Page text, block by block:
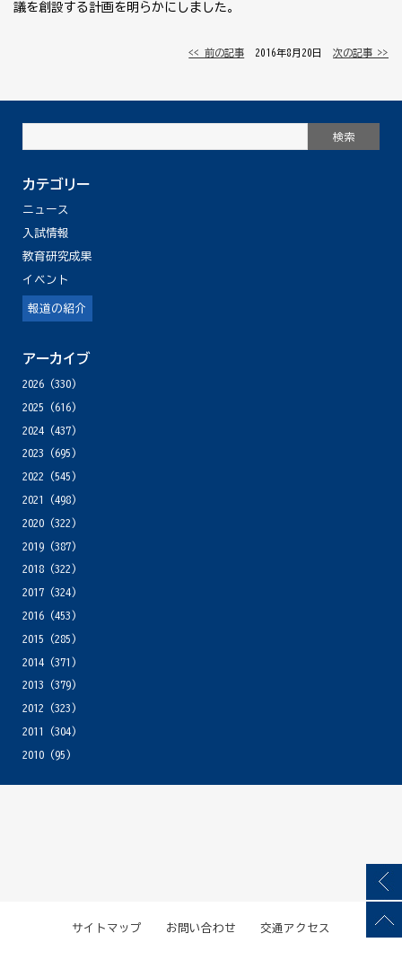
議を創設する計画を明らかにしました。
<< 前の記事 │ 2016年8月20日 │次の記事 >>
カテゴリー
ニュース
入試情報
教育研究成果
イベント
報道の紹介
アーカイブ
2026(330)
2025 (616)
2024(437)
2023 (695)
2022 (545)
2021
(498)
2020(322)
2019(387)
2018(322)
2017(324)
2016(453)
2015 (285)
2014(371)
2013 (379)
2012 (323)
2011
(304)
2010(95)
サイトマップ お問い合わせ 交通アクセス